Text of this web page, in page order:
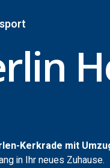
Kerkrade mit
in Ihr neues Zuhause.